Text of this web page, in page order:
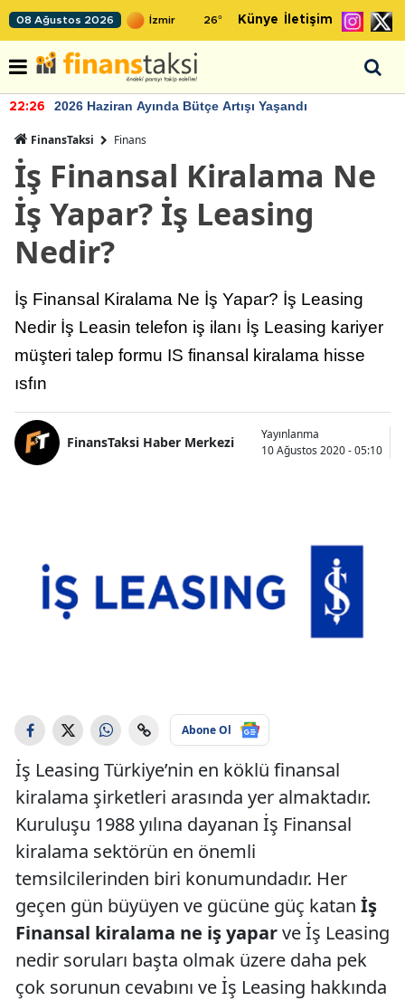
08 Ağustos 2026 26° Künye İletişim
22:26 2026 Haziran Ayında Bütçe Artışı Yaşandı
FinansTaksi Finans
İş Finansal Kiralama Ne
İş Yapar? İş Leasing
Nedir?
İş Finansal Kiralama Ne İş Yapar? İş Leasing
Nedir İş Leasin telefon iş ilanı İş Leasing kariyer
müşteri talep formu IS finansal kiralama hisse
ısfın
FinansTaksi Haber Merkezi
Yayınlanma
10 Ağustos 2020 - 05:10
Abone Ol
İş Leasing Türkiye’nin en köklü finansal
kiralama şirketleri arasında yer almaktadır.
Kuruluşu 1988 yılına dayanan İş Finansal
kiralama sektörün en önemli
temsilcilerinden biri konumundadır. Her
geçen gün büyüyen ve gücüne güç katan İş
Finansal kiralama ne iş yaparve İş Leasing
nedir soruları başta olmak üzere daha pek
çok sorunun cevabını ve İş Leasing hakkında